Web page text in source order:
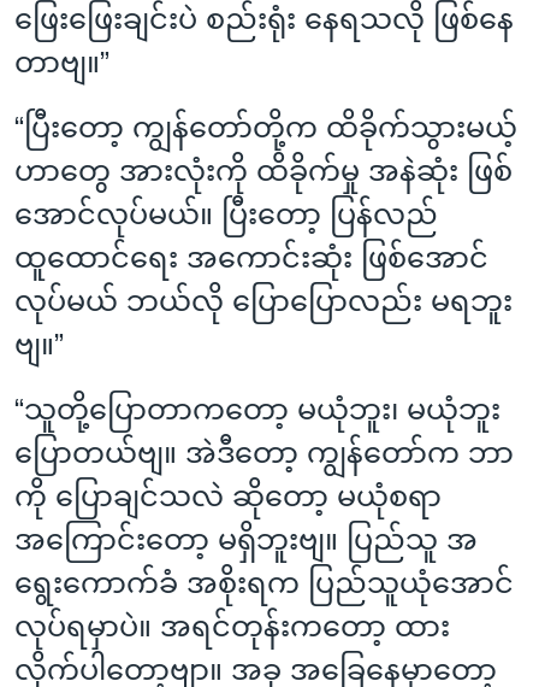
ဖြေးဖြေးချင်းပဲ စည်းရုံး နေရသလို ဖြစ်နေ
တာဗျ။”
“ပြီးတော့ ကျွန်တော်တို့က ထိခိုက်သွားမယ့်
ဟာတွေ အားလုံးကို ထိခိုက်မှု အနဲဆုံး ဖြစ်
အောင်လုပ်မယ်။ ပြီးတော့ ပြန်လည်
ထူထောင်ရေး အကောင်းဆုံး ဖြစ်အောင်
လုပ်မယ် ဘယ်လို ပြောပြောလည်း မရဘူး
ဗျ။”
“သူတို့ပြောတာကတော့ မယုံဘူး၊ မယုံဘူး
ပြောတယ်ဗျ။ အဲဒီတော့ ကျွန်တော်က ဘာ
ကို ပြောချင်သလဲ ဆိုတော့ မယုံစရာ
အကြောင်းတော့ မရှိဘူးဗျ။ ပြည်သူ အ
ရွေးကောက်ခံ အစိုးရက ပြည်သူယုံအောင်
လုပ်ရမှာပဲ။ အရင်တုန်းကတော့ ထား
လိုက်ပါတော့ဗျာ။ အခု အခြေနေမှာတော့